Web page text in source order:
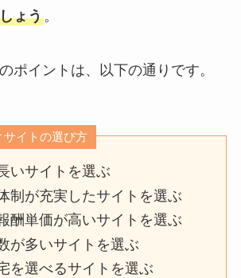
ょう。
ポイントは、以下の通りです。
イトの選び方
いサイトを選ぶ
制が充実したサイトを選ぶ
酬単価が高いサイトを選ぶ
が多いサイトを選ぶ
を選べるサイトを選ぶ